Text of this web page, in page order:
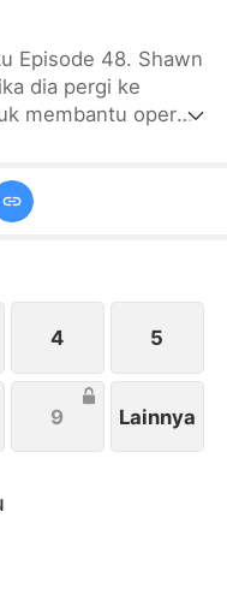
Episode 48. Shawn
dia pergi ke
membantu operasi
berjanji akan
berubah dan
4 5
9 Lainnya